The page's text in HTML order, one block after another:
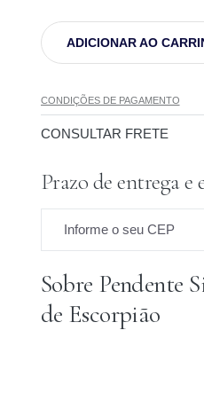
ADICIONAR AO
CONDIÇÕES DE PAGAMENTO
CONSULTAR FRETE
Prazo de entrega e
Informe o seu CEP
Prazo para o CEP
Sobre Pendente
de Escorpião